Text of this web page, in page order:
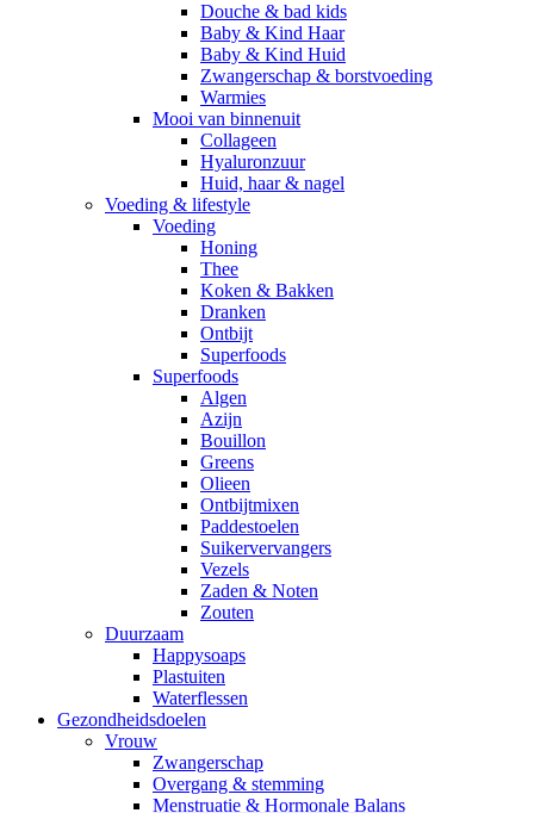
Douche & bad kids
Baby & Kind Haar
Baby & Kind Huid
Zwangerschap & borstvoeding
Warmies
Mooi van binnenuit
Collageen
Hyaluronzuur
Huid, haar & nagel
Voeding & lifestyle
Voeding
Honing
Thee
Koken & Bakken
Dranken
Ontbijt
Superfoods
Superfoods
Algen
Azijn
Bouillon
Greens
Olieen
Ontbijtmixen
Paddestoelen
Suikervervangers
Vezels
Zaden & Noten
Zouten
Duurzaam
Happysoaps
Plastuiten
Waterflessen
Gezondheidsdoelen
Vrouw
Zwangerschap
Overgang & stemming
Menstruatie & Hormonale Balans